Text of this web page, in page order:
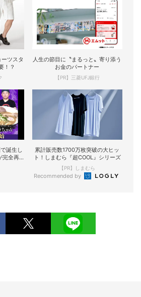
ツスタ
！？
人生の節目に〝まるっと〟寄り添う
お金のパートナー
【PR】三菱UFJ銀行
誕生し
完全再
累計販売数1700万枚突破の大ヒッ
ト！しまむら『超COOL』シリーズ
【PR】しまむら
Recommended by